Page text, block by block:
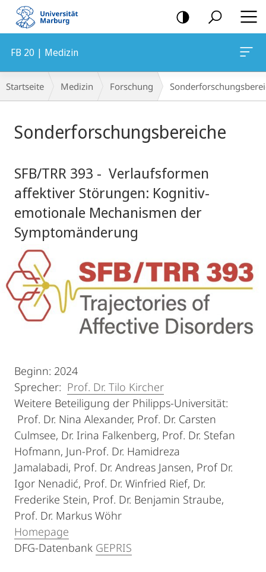
Mobile-
Navigation
FB 20 | Medizin
Breadcrumb-
Navigation
Startseite Medizin Forschung
Sonderforschungsbereiche
SFB/TRR 393 - Verlaufsformen
affektiver Störungen: Kognitiv-
emotionale Mechanismen der
Symptomänderung
Beginn: 2024
Sprecher: Prof. Dr. Tilo Kircher
Weitere Beteiligung der Philipps-Universität:
Prof. Dr. Nina Alexander, Prof. Dr. Carsten
Culmsee, Dr. Irina Falkenberg, Prof. Dr. Stefan
Hofmann, Jun-Prof. Dr. Hamidreza
Jamalabadi, Prof. Dr. Andreas Jansen, Prof Dr.
Igor Nenadić, Prof. Dr. Winfried Rief, Dr.
Frederike Stein, Prof. Dr. Benjamin Straube,
Prof. Dr. Markus Wöhr
Homepage
DFG-Datenbank GEPRIS